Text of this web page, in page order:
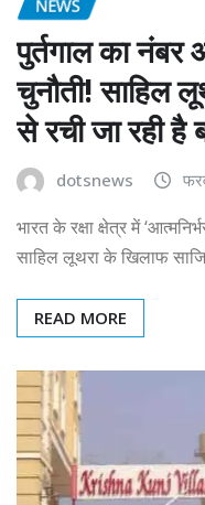
NEWS
पुर्तगाल का नंबर
चुनौती! साहिल
से रची जा रही है
dotsnews
भारत के रक्षा क्षेत्र में
साहिल लूथरा के खिलाफ
READ MORE